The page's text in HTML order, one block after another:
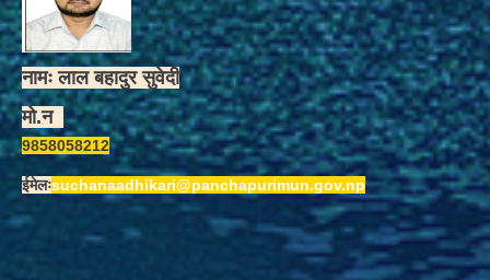
नामः लाल बहादुर सुवेदी
मो.न
9858058212
ईमेलःsuchanaadhikari@panchapurimun.gov.np